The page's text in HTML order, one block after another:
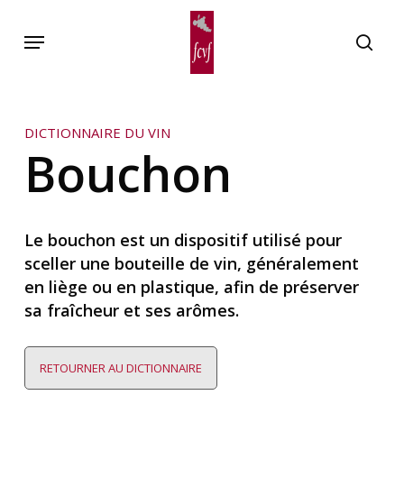
Menu
DICTIONNAIRE DU VIN
Bouchon
Le bouchon est un dispositif utilisé pour
sceller une bouteille de vin, généralement
en liège ou en plastique, afin de préserver
sa fraîcheur et ses arômes.
RETOURNER AU DICTIONNAIRE